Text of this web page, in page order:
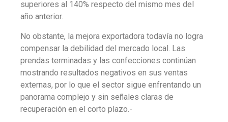
superiores al 140% respecto del mismo mes del
año anterior.
No obstante, la mejora exportadora todavía no logra
compensar la debilidad del mercado local. Las
prendas terminadas y las confecciones continúan
mostrando resultados negativos en sus ventas
externas, por lo que el sector sigue enfrentando un
panorama complejo y sin señales claras de
recuperación en el corto plazo.-